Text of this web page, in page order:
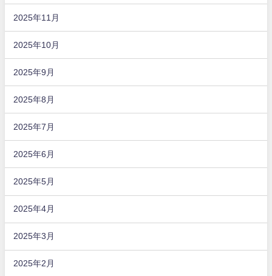
2025年11月
2025年10月
2025年9月
2025年8月
2025年7月
2025年6月
2025年5月
2025年4月
2025年3月
2025年2月